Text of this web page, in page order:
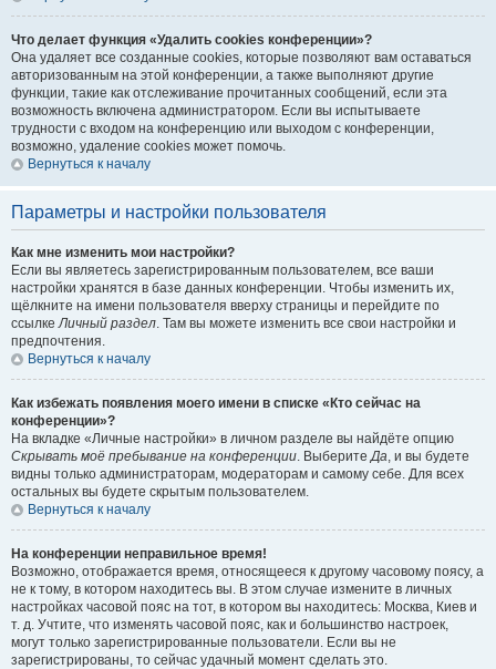
Что делает функция «Удалить cookies конференции»?
Она удаляет все созданные cookies, которые позволяют вам оставаться
авторизованным на этой конференции, а также выполняют другие
функции, такие как отслеживание прочитанных сообщений, если эта
возможность включена администратором. Если вы испытываете
трудности с входом на конференцию или выходом с конференции,
возможно, удаление cookies может помочь.
Вернуться к началу
Параметры и настройки пользователя
Как мне изменить мои настройки?
Если вы являетесь зарегистрированным пользователем, все ваши
настройки хранятся в базе данных конференции. Чтобы изменить их,
щёлкните на имени пользователя вверху страницы и перейдите по
ссылкеЛичный раздел. Там вы можете изменить все свои настройки и
предпочтения.
Вернуться к началу
Как избежать появления моего имени в списке «Кто сейчас на
конференции»?
На вкладке «Личные настройки» в личном разделе вы найдёте опцию
Скрывать моё пребывание на конференции. ВыберитеДа, и вы будете
видны только администраторам, модераторам и самому себе. Для всех
остальных вы будете скрытым пользователем.
Вернуться к началу
На конференции неправильное время!
Возможно, отображается время, относящееся к другому часовому поясу, а
не к тому, в котором находитесь вы. В этом случае измените в личных
настройках часовой пояс на тот, в котором вы находитесь: Москва, Киев и
т. д. Учтите, что изменять часовой пояс, как и большинство настроек,
могут только зарегистрированные пользователи. Если вы не
зарегистрированы, то сейчас удачный момент сделать это.